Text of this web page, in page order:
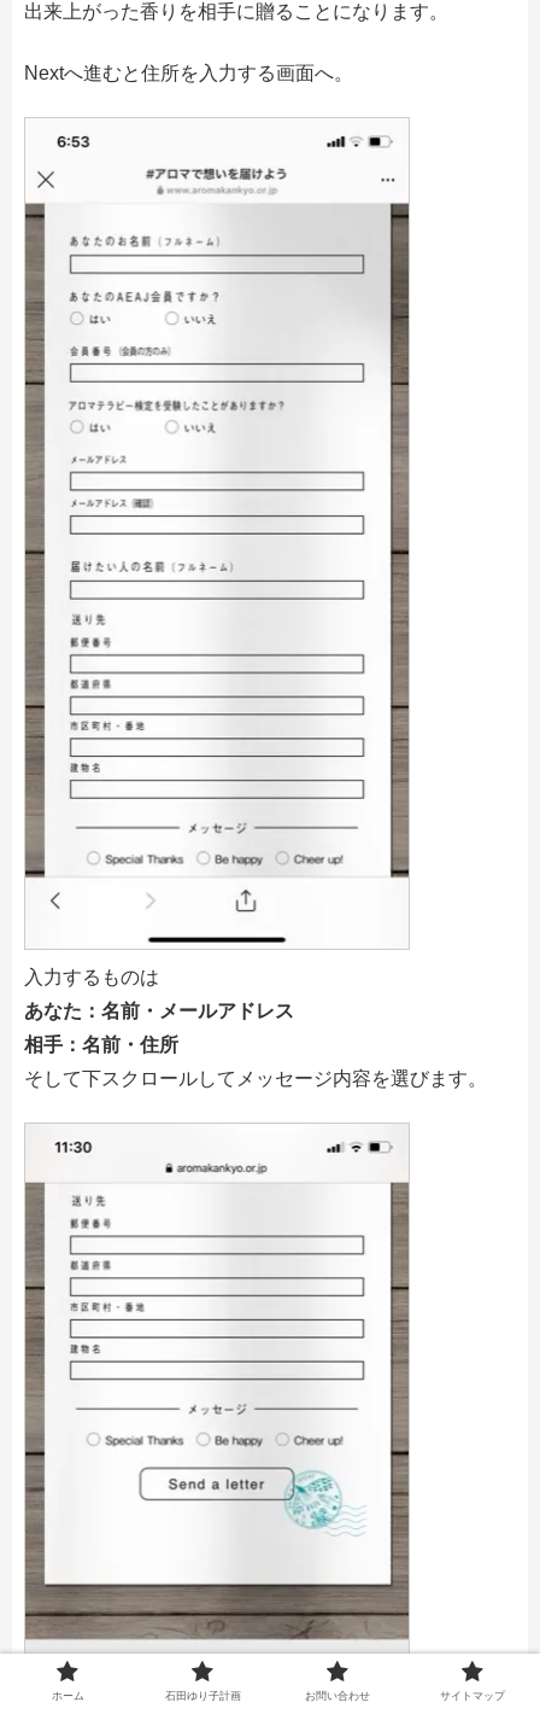
出来上がった香りを相手に贈ることになります。
Nextへ進むと住所を入力する画面へ。
入力するものは
あなた：名前・メールアドレス
相手：名前・住所
そして下スクロールしてメッセージ内容を選びます。
ホーム 石田ゆり子計画 お問い合わせ サイトマップ